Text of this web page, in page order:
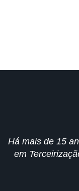
Há mais de 15
em